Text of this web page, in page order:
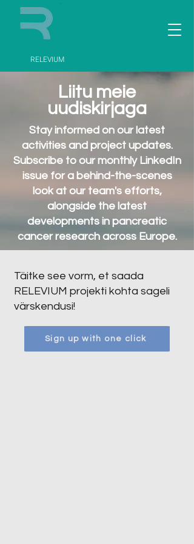
RELEVIUM
Liitu meie
uudiskirjaga
Stay informed on our latest
activities and project updates.
Subscribe to our monthly LinkedIn
issue for a behind-the-scenes
look at our team's efforts,
alongside the latest
developments in pancreatic
cancer research across Europe.
Täitke see vorm, et saada
RELEVIUM projekti kohta sageli
värskendusi!
Sign up with one click